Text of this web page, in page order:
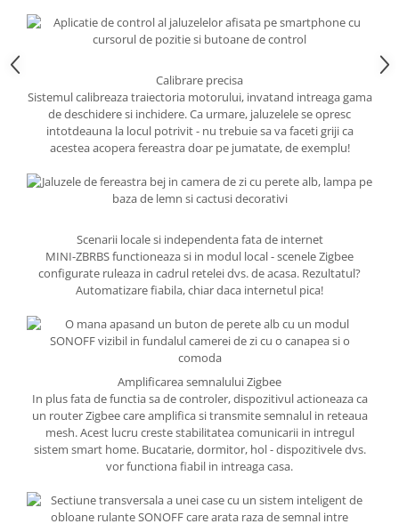
Calibrare precisa
Sistemul calibreaza traiectoria motorului, invatand intreaga gama
de deschidere si inchidere. Ca urmare, jaluzelele se opresc
intotdeauna la locul potrivit - nu trebuie sa va faceti griji ca
acestea acopera fereastra doar pe jumatate, de exemplu!
Scenarii locale si independenta fata de internet
MINI-ZBRBS functioneaza si in modul local - scenele Zigbee
configurate ruleaza in cadrul retelei dvs. de acasa. Rezultatul?
Automatizare fiabila, chiar daca internetul pica!
Amplificarea semnalului Zigbee
In plus fata de functia sa de controler, dispozitivul actioneaza ca
un router Zigbee care amplifica si transmite semnalul in reteaua
mesh. Acest lucru creste stabilitatea comunicarii in intregul
sistem smart home. Bucatarie, dormitor, hol - dispozitivele dvs.
vor functiona fiabil in intreaga casa.